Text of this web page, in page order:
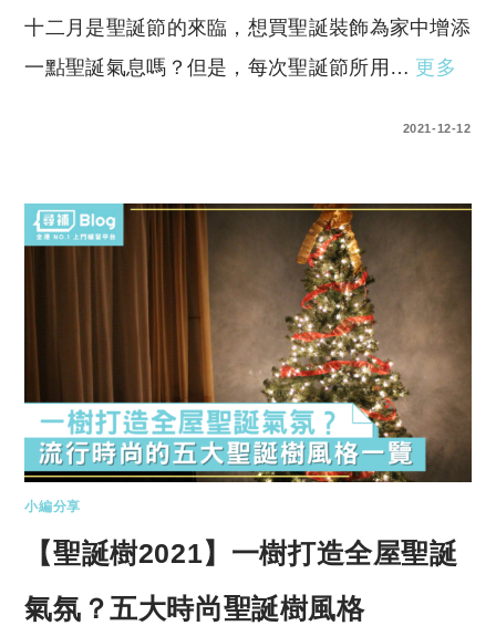
十二月是聖誕節的來臨，想買聖誕裝飾為家中增添
一點聖誕氣息嗎？但是，每次聖誕節所用… 更多
2021-12-12
小編分享
【聖誕樹2021】一樹打造全屋聖誕
氣氛？五大時尚聖誕樹風格